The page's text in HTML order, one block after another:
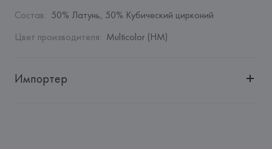
Состав: 50% Латунь, 50% Кубический цирконий
Цвет производителя: Multicolor (HM)
Импортер